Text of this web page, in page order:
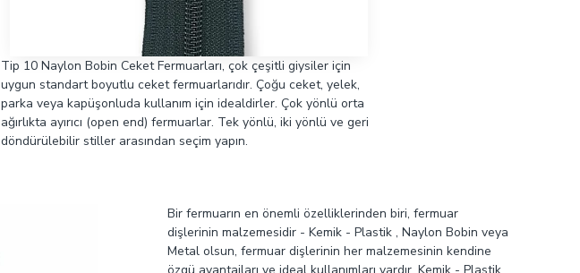
Tip 10 Naylon Bobin Ceket Fermuarları, çok çeşitli giysiler için
uygun standart boyutlu ceket fermuarlarıdır. Çoğu ceket, yelek,
parka veya kapüşonluda kullanım için idealdirler. Çok yönlü orta
ağırlıkta ayırıcı (open end) fermuarlar. Tek yönlü, iki yönlü ve geri
döndürülebilir stiller arasından seçim yapın.
Bir fermuarın en önemli özelliklerinden biri, fermuar
dişlerinin malzemesidir - Kemik - Plastik , Naylon Bobin veya
Metal olsun, fermuar dişlerinin her malzemesinin kendine